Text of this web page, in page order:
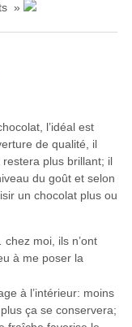
»
l’idéal est
de qualité, il
plus brillant; il
du goût et selon
un chocolat plus ou
moi, ils n’ont
à me poser la
à l’intérieur: moins
ça se conservera;